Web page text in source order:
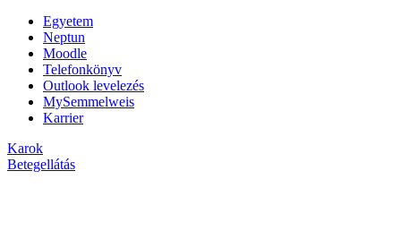
Egyetem
Neptun
Moodle
Telefonkönyv
Outlook levelezés
MySemmelweis
Karrier
Karok
Betegellátás